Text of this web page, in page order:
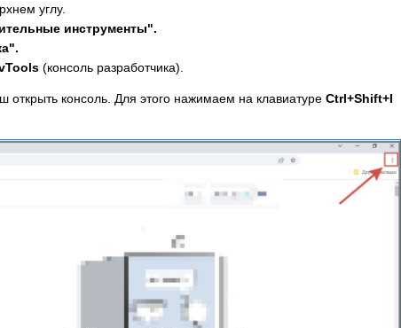
углу.
инструменты".
(консоль разработчика).
консоль. Для этого нажимаем на клавиатуре Ctrl+Shift+I